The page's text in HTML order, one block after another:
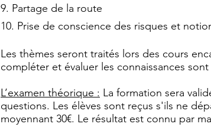
9. Partage de la route
10. Prise de conscience des risques et
Les thèmes seront traités lors des cours
compléter et évaluer les connaissances
L’examen théorique : La formation sera
questions. Les élèves sont reçus s'ils ne
moyennant 30€. Le résultat est connu par